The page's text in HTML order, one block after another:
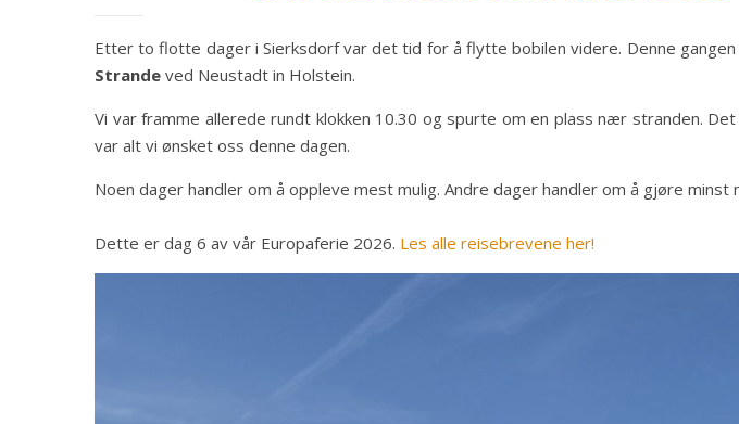
Etter to flotte dager i Sierksdorf var det tid for å flytte bobilen videre. Denne
Strande ved Neustadt in Holstein.
Vi var framme allerede rundt klokken 10.30 og spurte om en plass nær stranden.
var alt vi ønsket oss denne dagen.
Noen dager handler om å oppleve mest mulig. Andre dager handler om å gjøre
Dette er dag 6 av vår Europaferie 2026. Les alle reisebrevene her!